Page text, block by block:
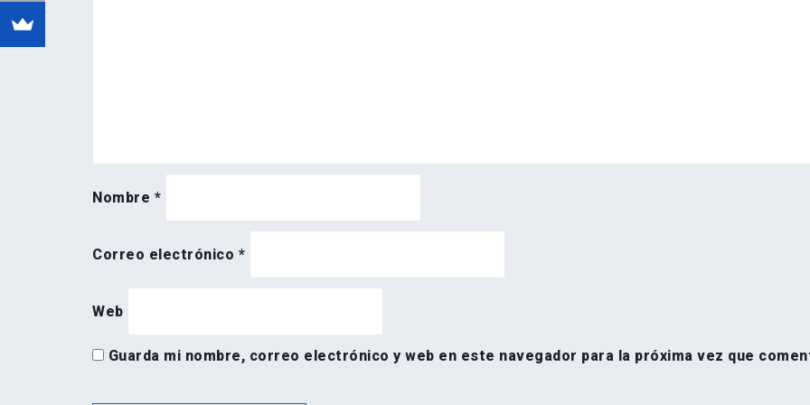
Nombre *
Correo electrónico *
Web
Guarda mi nombre, correo electrónico y web en este navegador para la próxima vez que